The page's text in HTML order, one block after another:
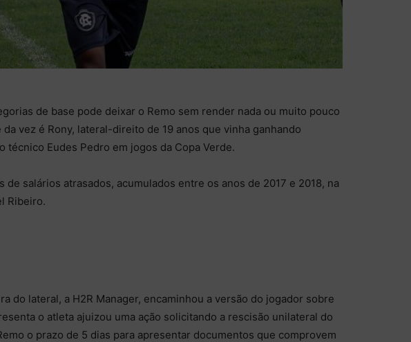
de base pode deixar o Remo sem render nada ou muito pouco
vez é Rony, lateral-direito de 19 anos que vinha ganhando
técnico Eudes Pedro em jogos da Copa Verde.
de salários atrasados, acumulados entre os anos de 2017 e 2018, na
Ribeiro.
do lateral, a H2R Manager, encaminhou a versão do jogador sobre
o atleta ajuizou uma ação solicitando a rescisão unilateral do
o prazo de 5 dias para apresentar documentos que comprovem